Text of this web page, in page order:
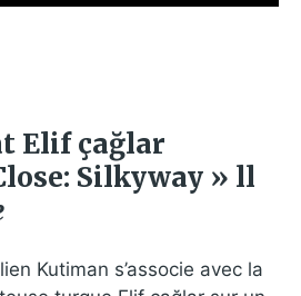
Elif çağlar
Silkyway » ll
Kutiman s’associe avec la